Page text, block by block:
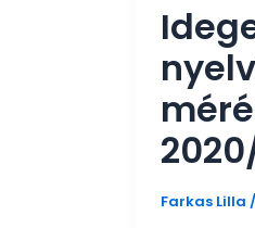
Farkas Lilla /